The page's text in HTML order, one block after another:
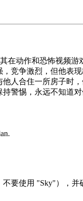
在动作和恐怖视频
竞争激烈，但他表
人合住一所房子时
警惕，永远不知道对
要使用 "Sky"），并